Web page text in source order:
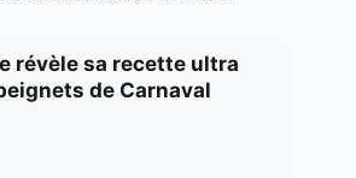
révèle sa recette ultra
de Carnaval